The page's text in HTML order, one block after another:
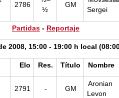
2786
½
GM
Sergei
Partidas- Reportaje
2008, 15:00 - 19:00 h local
Elo Res. Título Nombre
2791 - GM
Aronian
Levon